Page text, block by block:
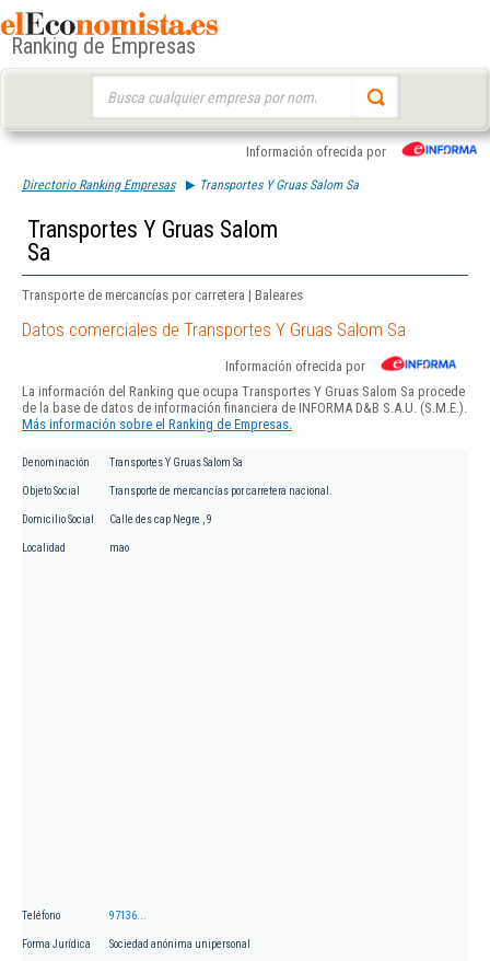
Ranking de Empresas
Información ofrecida por
Directorio Ranking Empresas Transportes Y Gruas Salom Sa
Transportes Y Gruas Salom
Sa
Transporte de mercancías por carretera | Baleares
Datos comerciales de Transportes Y Gruas Salom Sa
Información ofrecida por
La información del Ranking que ocupa Transportes Y Gruas Salom Sa procede
de la base de datos de información financiera de INFORMA D&B S.A.U. (S.M.E.).
Más información sobre el Ranking de Empresas.
Denominación Transportes Y Gruas Salom Sa
Objeto Social Transporte de mercancías por carretera nacional.
Domicilio Social Calle des cap Negre , 9
Localidad mao
Teléfono 97136...
Forma Jurídica Sociedad anónima unipersonal